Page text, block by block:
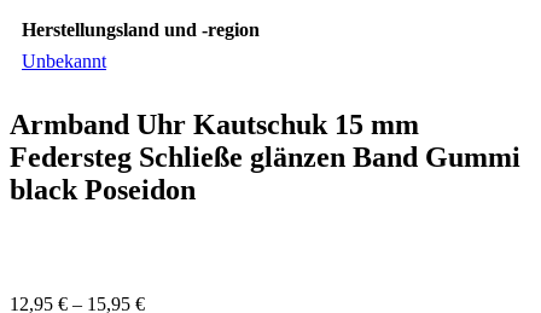
Herstellungsland und -region
Unbekannt
Armband Uhr Kautschuk 15 mm
Federsteg Schließe glänzen Band Gummi
black Poseidon
12,95 € – 15,95 €